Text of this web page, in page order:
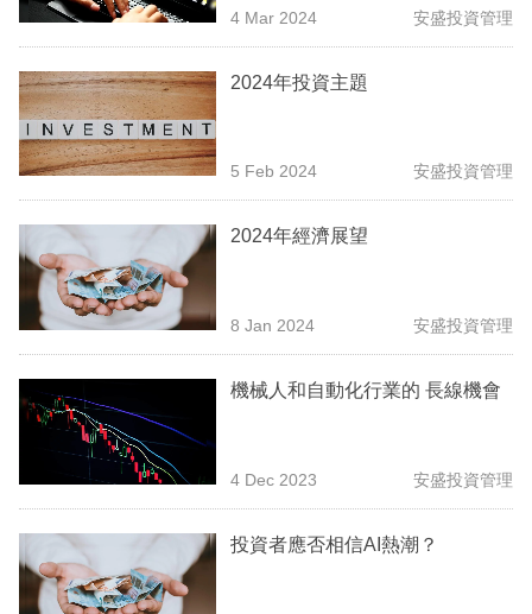
商
科
技
場
生
活
時
專
欄
專
4 Mar 2024 安盛投資管理
2024年投資主題
5 Feb 2024 安盛投資管理
2024年經濟展望
8 Jan 2024 安盛投資管理
機械人和自動化行業的 長線機會
4 Dec 2023 安盛投資管理
投資者應否相信AI熱潮？